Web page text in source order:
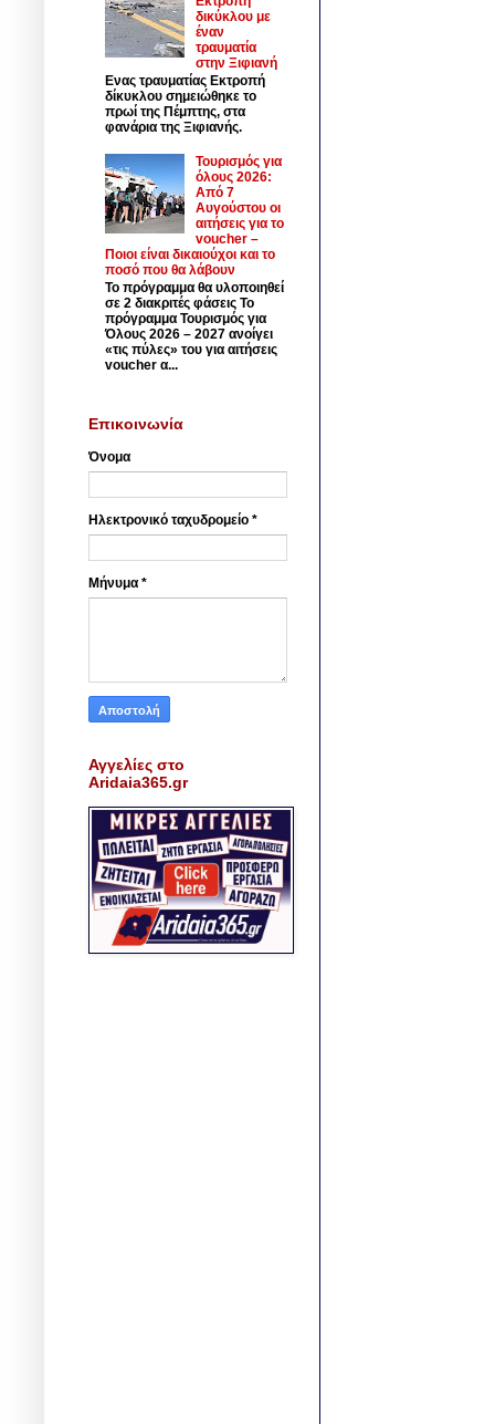
δικύκλου με
έναν
τραυματία
στην Ξιφιανή
Ενας τραυματίας Εκτροπή
δίκυκλου σημειώθηκε το
πρωί της Πέμπτης, στα
φανάρια της Ξιφιανής.
Τουρισμός για
όλους 2026:
Από 7
Αυγούστου οι
αιτήσεις για το
voucher –
Ποιοι είναι δικαιούχοι και το
ποσό που θα λάβουν
Το πρόγραμμα θα υλοποιηθεί
σε 2 διακριτές φάσεις Το
πρόγραμμα Τουρισμός για
Όλους 2026 – 2027 ανοίγει
«τις πύλες» του για αιτήσεις
voucher α...
Επικοινωνία
Όνομα
Ηλεκτρονικό ταχυδρομείο *
Μήνυμα *
Αγγελίες στο
Aridaia365.gr